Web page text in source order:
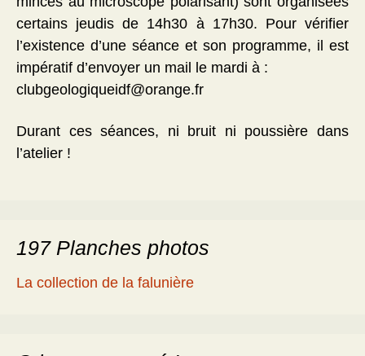
certains jeudis de 14h30 à 17h30. Pour vérifier
l’existence d’une séance et son programme, il est
impératif d’envoyer un mail le mardi à :
clubgeologiqueidf@orange.fr
Durant ces séances, ni bruit ni poussière dans
l’atelier !
197 Planches photos
La collection de la falunière